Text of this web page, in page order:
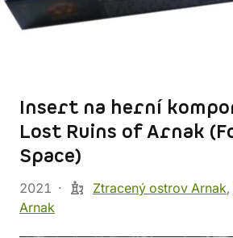
Insert na herní
Lost Ruins of Arnak
Space)
2021 Ztracený ostrov Arnak,
Arnak